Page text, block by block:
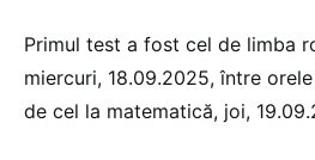
Primul test a fost cel de limba
miercuri, 18.09.2025, între
de cel la matematică, joi,